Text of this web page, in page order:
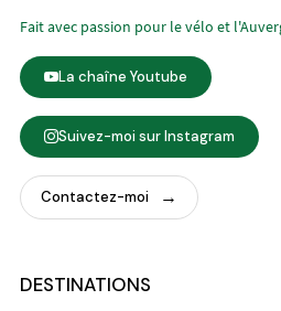
Fait avec passion pour le vélo et
La chaîne Youtube
Suivez-moi sur Instagram
Contactez-moi
DESTINATIONS